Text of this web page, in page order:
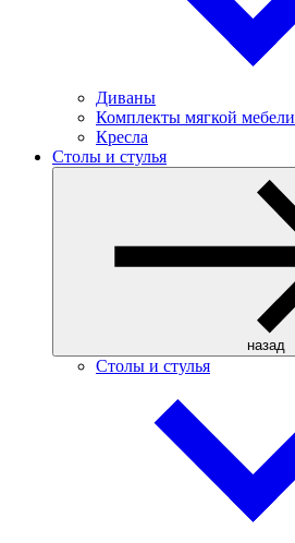
Диваны
Комплекты мягкой мебели
Кресла
Столы и стулья
назад
Столы и стулья